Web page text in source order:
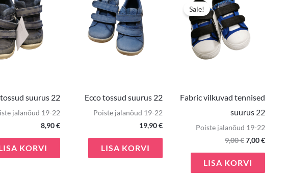
suurus 22
jalanõud 19-22
8,90€
KORVI
Ecco tossud suurus 22
Poiste jalanõud 19-22
19,90€
LISA KORVI
Sale!
Fabric vilkuvad tennised
suurus 22
Poiste jalanõud 19-22
9,00€
9,00 €.
7,00€
LISA KORVI